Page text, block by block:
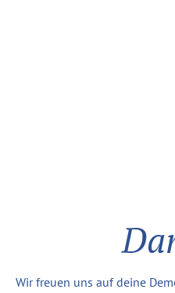
Wir freuen uns auf deine